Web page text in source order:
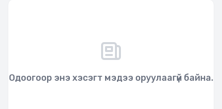
Одоогоор энэ хэсэгт мэдээ оруулаагүй байна.